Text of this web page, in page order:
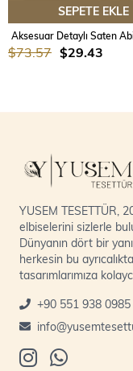
SEPETE EKLE
Aksesuar Detaylı Saten
$29.43
$73.57
YUSEM TESETTÜR,
elbiselerini sizlerle
Dünyanın dört bir
herkesin bu
tasarımlarımıza
+90 551 938 0985